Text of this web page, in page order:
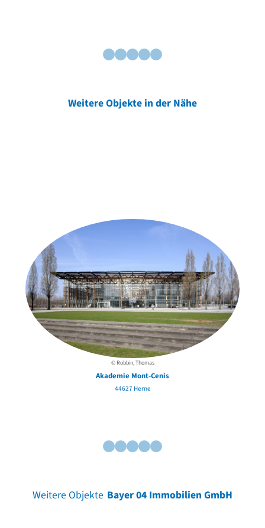
Weitere Objekte in der Nähe
© Robbin, Thomas
Akademie Mont-Cenis
44627 Herne
Weitere Objekte Bayer 04 Immobilien GmbH